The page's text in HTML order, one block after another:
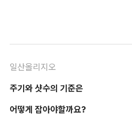
일산올리지오
주기와 샷수의 기준은
어떻게 잡아야할까요?